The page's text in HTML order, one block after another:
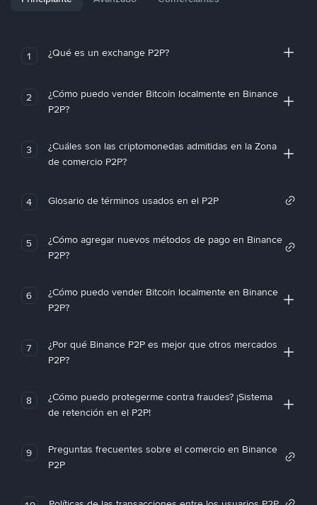
1 ¿Qué es un exchange P2P?
2
¿Cómo puedo vender Bitcoin localmente en Binance
P2P?
3
¿Cuáles son las criptomonedas admitidas en la Zona
de comercio P2P?
4 Glosario de términos usados en el P2P
5
¿Cómo agregar nuevos métodos de pago en Binance
P2P?
6
¿Cómo puedo vender Bitcoin localmente en Binance
P2P?
7
¿Por qué Binance P2P es mejor que otros mercados
P2P?
8
¿Cómo puedo protegerme contra fraudes? ¡Sistema
de retención en el P2P!
9
Preguntas frecuentes sobre el comercio en Binance
P2P